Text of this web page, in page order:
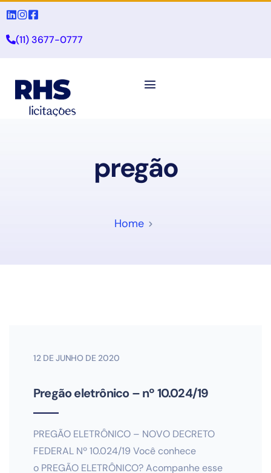
(11) 3677-0777
pregão
Home
12 DE JUNHO DE 2020
Pregão eletrônico – nº 10.024/19
PREGÃO ELETRÔNICO – NOVO DECRETO
FEDERAL Nº 10.024/19 Você conhece
o PREGÃO ELETRÔNICO? Acompanhe esse